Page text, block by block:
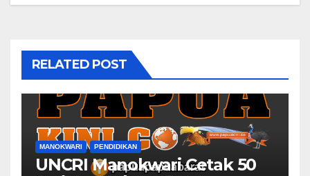
RELATED POST
MANOKWARI PENDIDIKAN
UNCRI Manokwari Cetak 50